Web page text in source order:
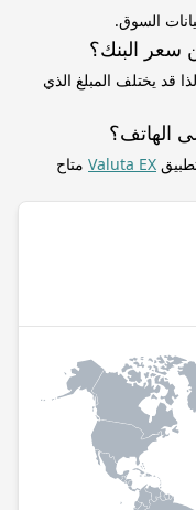
السوق.
قد يختلف المبلغ الذي
الهاتف؟
Valuta EX متاح